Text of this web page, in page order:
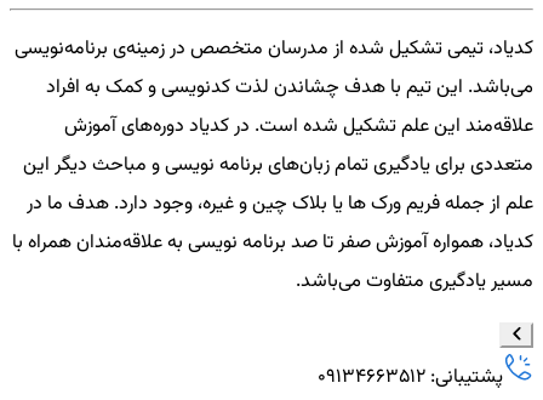
کدیاد، تیمی تشکیل شده از مدرسان متخصص در زمینه‌ی برنامه‌نویسی
می‌باشد. این تیم با هدف چشاندن لذت کدنویسی و کمک به افراد
علاقه‌مند این علم تشکیل شده است. در کدیاد دوره‌های آموزش
متعددی برای یادگیری تمام زبان‌های برنامه نویسی و مباحث دیگر این
علم از جمله فریم ورک ها یا بلاک چین و غیره، وجود دارد. هدف ما در
کدیاد، همواره آموزش صفر تا صد برنامه نویسی به علاقه‌مندان همراه با
مسیر یادگیری متفاوت می‌باشد.
پشتیبانی: 09134663512